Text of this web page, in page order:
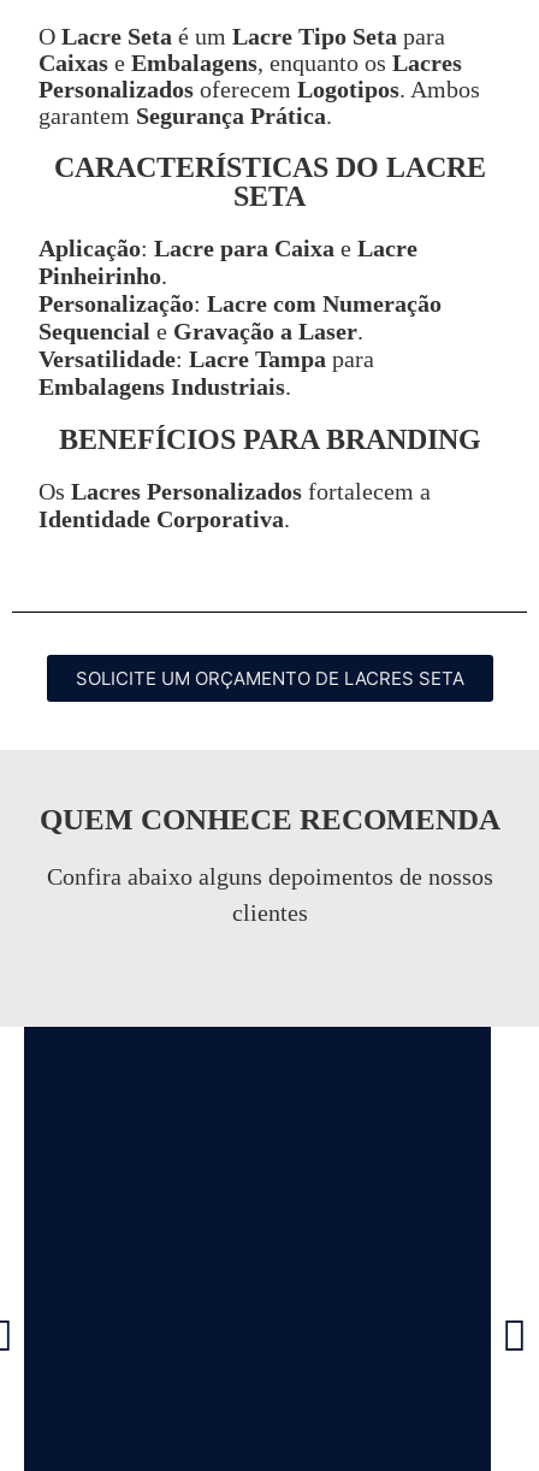
O Lacre Seta é um Lacre Tipo Seta para
Caixas e Embalagens, enquanto os Lacres
Personalizados oferecem Logotipos. Ambos
garantem Segurança Prática.
CARACTERÍSTICAS DO LACRE
SETA
Aplicação: Lacre para Caixa e Lacre
Pinheirinho.
Personalização: Lacre com Numeração
Sequencial e Gravação a Laser.
Versatilidade: Lacre Tampa para
Embalagens Industriais.
BENEFÍCIOS PARA BRANDING
Os Lacres Personalizados fortalecem a
Identidade Corporativa.
SOLICITE UM ORÇAMENTO DE LACRES SETA
QUEM CONHECE RECOMENDA
Confira abaixo alguns depoimentos de nossos
clientes